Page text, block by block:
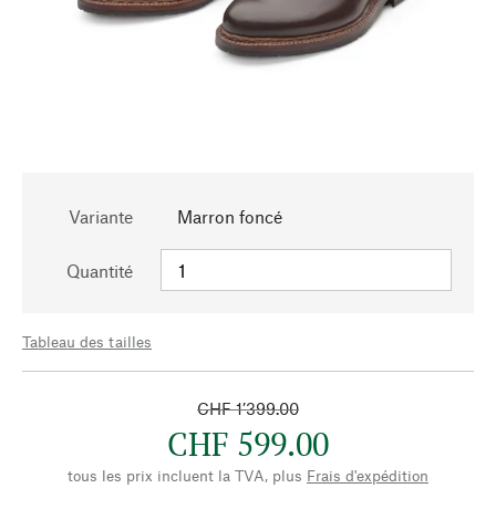
Variante Marron foncé
Quantité
Tableau des tailles
CHF 1’399.00
CHF 599.00
tous les prix incluent la TVA, plus Frais d'expédition